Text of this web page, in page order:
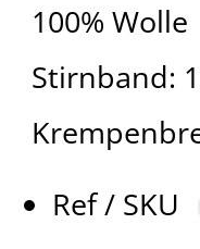
100% Wolle
Stirnband:
Ref / SKU